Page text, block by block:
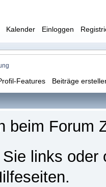
Kalender Einloggen
Features Beiträge
beim Forum
links